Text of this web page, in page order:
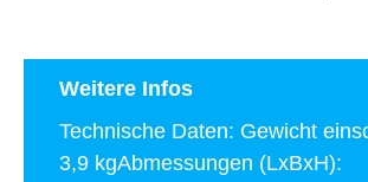
Weitere Infos
Technische Daten: Gewicht
3,9 kgAbmessungen (LxBxH):